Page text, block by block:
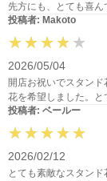
先方にも、とても喜
投稿者: Makoto
2026/05/04
開店お祝いでスタン
花を希望しました。と
投稿者: ベールー
2026/02/12
とても素敵なスタン